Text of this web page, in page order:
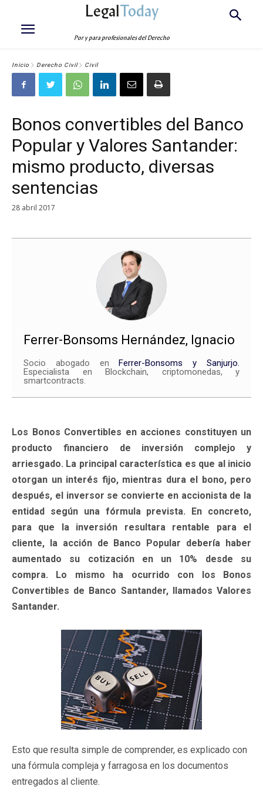
LegalToday
Por y para profesionales del Derecho
Inicio Derecho Civil Civil
Bonos convertibles del Banco
Popular y Valores Santander:
mismo producto, diversas
sentencias
28 abril 2017
Ferrer-Bonsoms Hernández, Ignacio
Socio abogado enFerrer-Bonsoms y Sanjurjo.
Especialista en Blockchain, criptomonedas, y
smartcontracts.
Los Bonos Convertibles en acciones constituyen un
producto financiero de inversión complejo y
arriesgado. La principal característica es que al inicio
otorgan un interés fijo, mientras dura el bono, pero
después, el inversor se convierte en accionista de la
entidad según una fórmula prevista. En concreto,
para que la inversión resultara rentable para el
cliente, la acción de Banco Popular debería haber
aumentado su cotización en un 10% desde su
compra. Lo mismo ha ocurrido con los Bonos
Convertibles de Banco Santander, llamados Valores
Santander.
Esto que resulta simple de comprender, es explicado con
una fórmula compleja y farragosa en los documentos
entregados al cliente.